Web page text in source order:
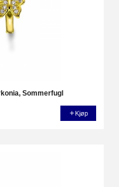
Sommerfugl
Kjøp